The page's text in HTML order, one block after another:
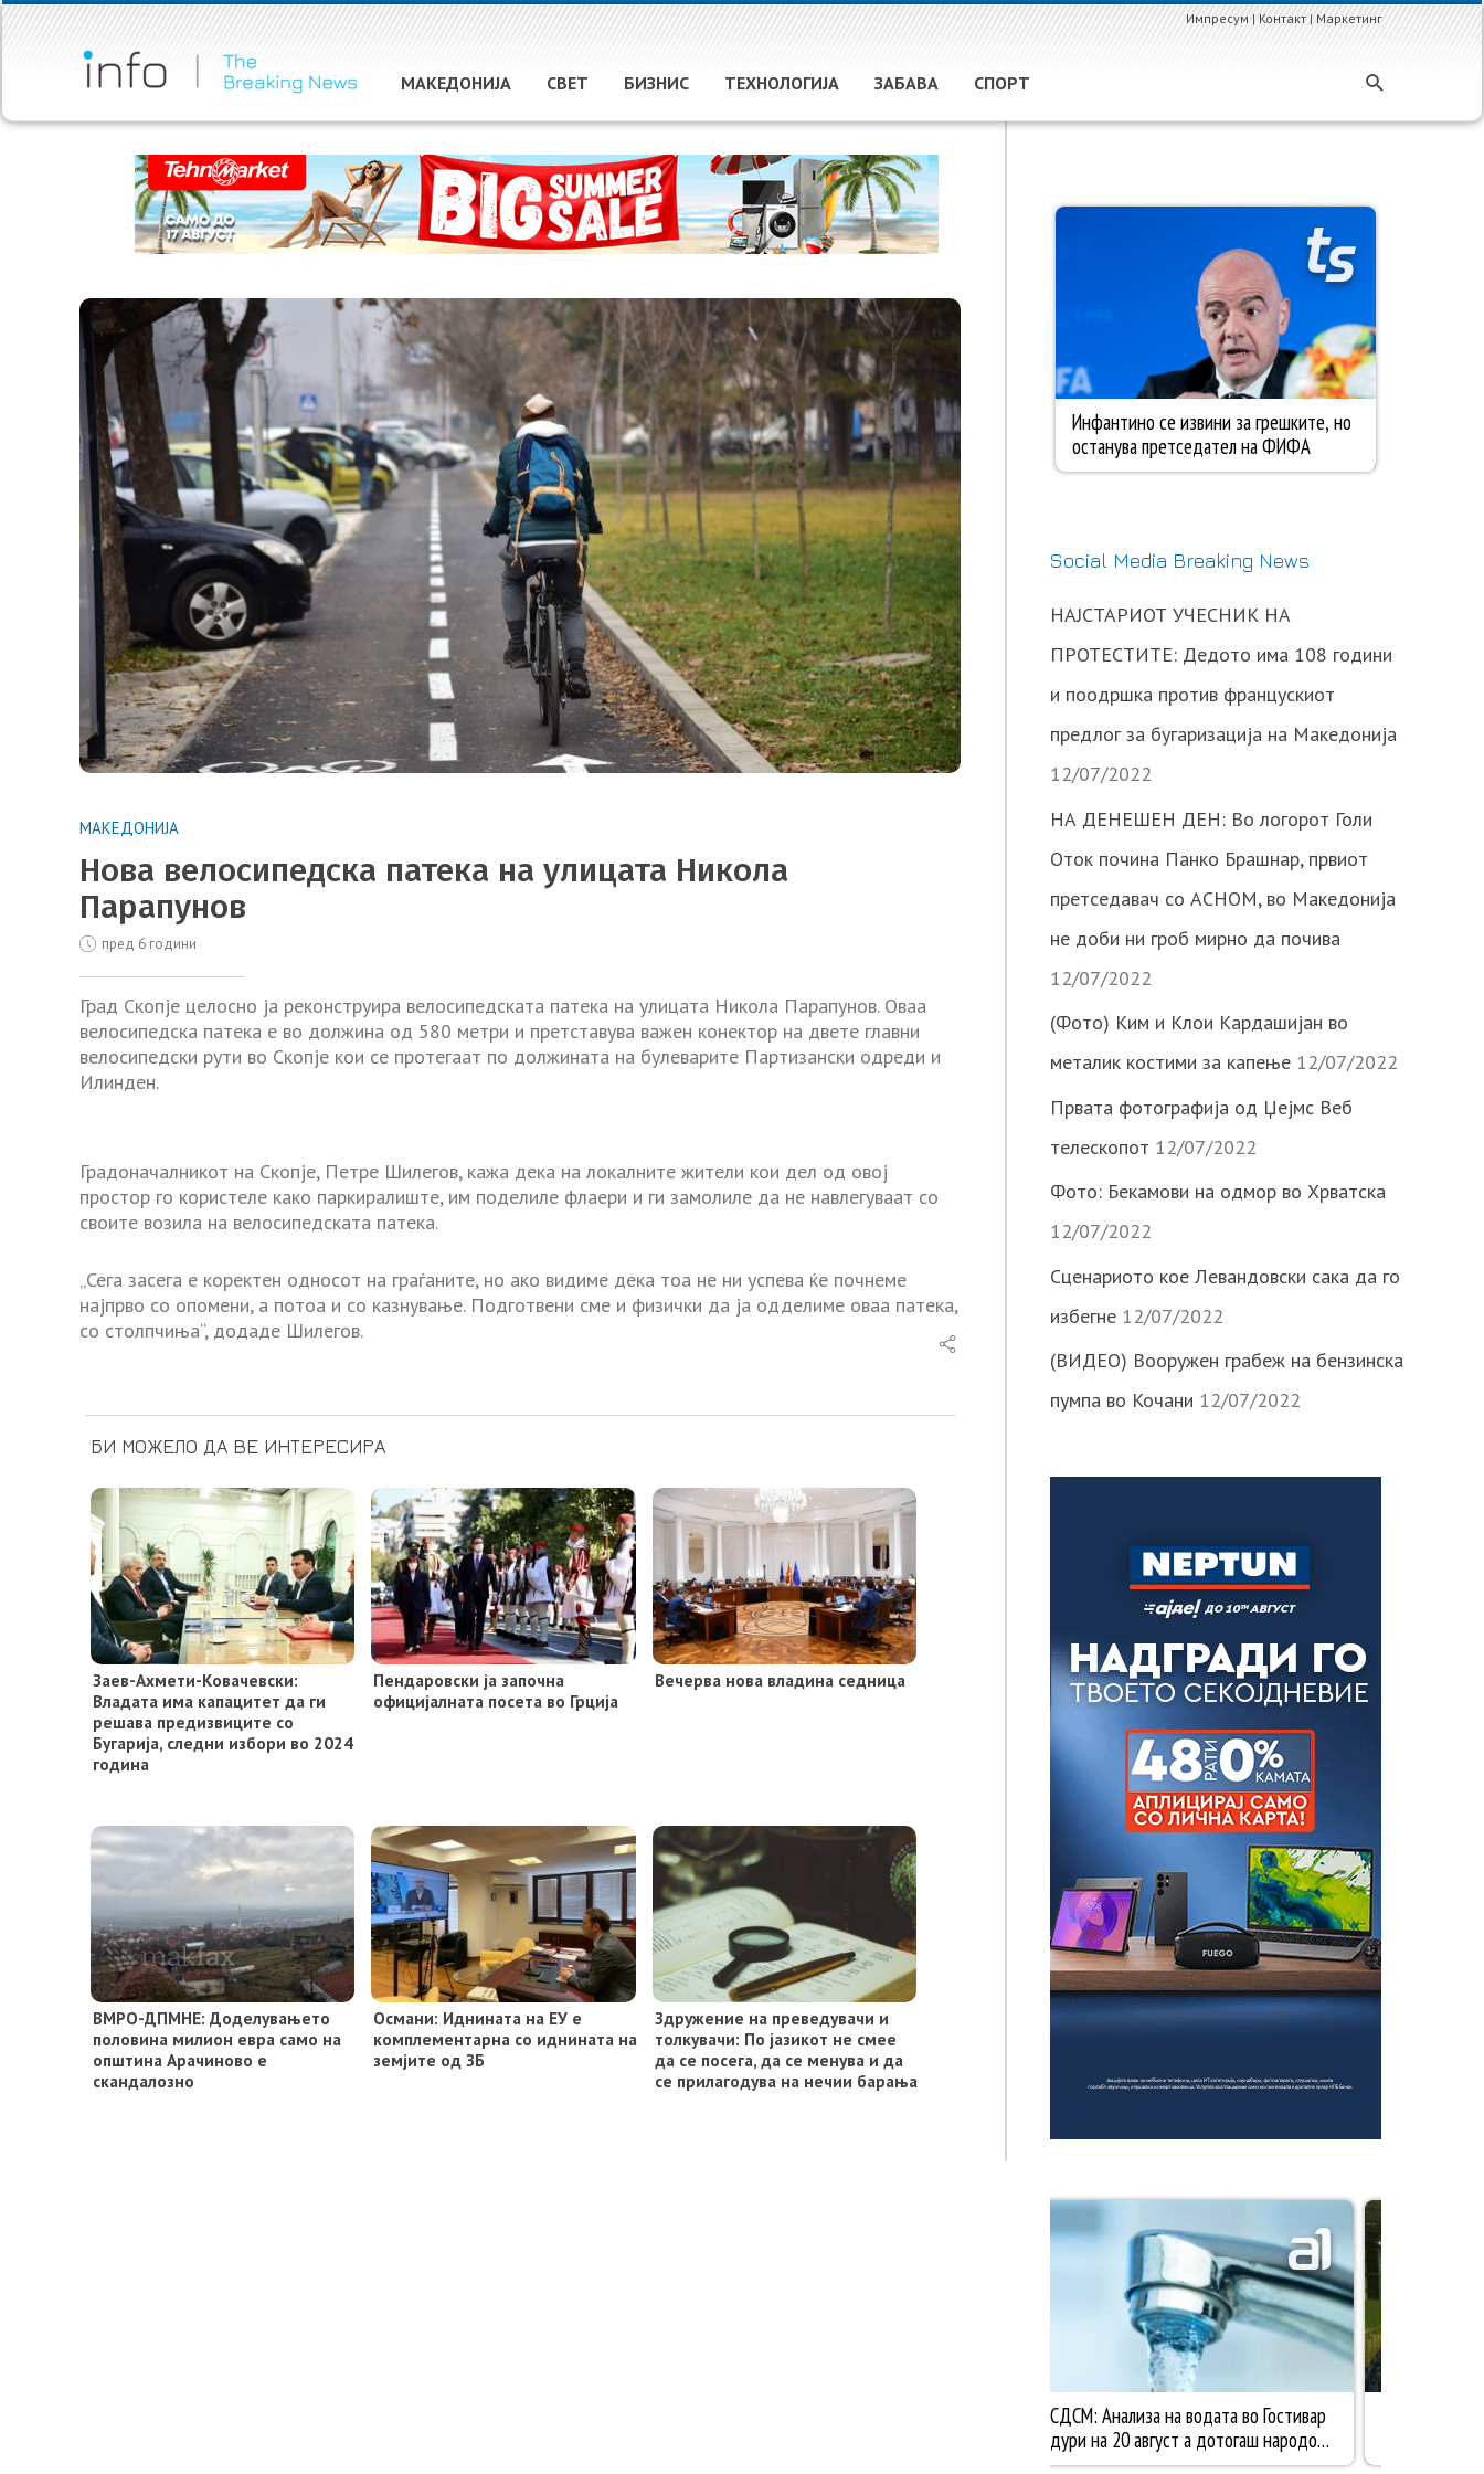
Импресум|Контакт|Маркетинг
МАКЕДОНИЈА СВЕТ БИЗНИС ТЕХНОЛОГИЈА ЗАБАВА СПОРТ
МАКЕДОНИЈА
Нова велосипедска патека на улицата Никола
Парапунов
пред 6 години
Град Скопје целосно ја реконструира велосипедската патека на улицата Никола Парапунов. Оваа
велосипедска патека е во должина од 580 метри и претставува важен конектор на двете главни
велосипедски рути во Скопје кои се протегаат по должината на булеварите Партизански одреди и
Илинден.
Градоначалникот на Скопје, Петре Шилегов, кажа дека на локалните жители кои дел од овој
простор го користеле како паркиралиште, им поделиле флаери и ги замолиле да не навлегуваат со
своите возила на велосипедската патека.
„Сега засега е коректен односот на граѓаните, но ако видиме дека тоа не ни успева ќе почнеме
најпрво со опомени, а потоа и со казнување. Подготвени сме и физички да ја одделиме оваа патека,
со столпчиња“, додаде Шилегов.
БИ МОЖЕЛО ДА ВЕ ИНТЕРЕСИРА
Заев-Ахмети-Ковачевски:
Владата има капацитет да ги
решава предизвиците со
Бугарија, следни избори во 2024
година
Пендаровски ја започна
официјалната посета во Грција
Вечерва нова владина седница
ВМРО-ДПМНЕ: Доделувањето
половина милион евра само на
општина Арачиново е
скандалозно
Османи: Иднината на ЕУ е
комплeментарна со иднината на
земјите од ЗБ
Здружение на преведувачи и
толкувачи: По јазикот не смее
да се посега, да се менува и да
се прилагодува на нечии барања
Social Media Breaking News
НАЈСТАРИОТ УЧЕСНИК НА
ПРОТЕСТИТЕ: Дедото има 108 години
и поодршка против францускиот
предлог за бугаризација на Македонија
12/07/2022
НА ДЕНЕШЕН ДЕН: Во логорот Голи
Оток почина Панко Брашнар, првиот
претседавач со АСНОМ, во Македонија
не доби ни гроб мирно да почива
12/07/2022
(Фото) Ким и Клои Кардашијан во
металик костими за капење 12/07/2022
Првата фотографија од Џејмс Веб
телескопот 12/07/2022
Фото: Бекамови на одмор во Хрватска
12/07/2022
Сценариото кое Левандовски сака да го
избегне 12/07/2022
(ВИДЕО) Вооружен грабеж на бензинска
пумпа во Кочани 12/07/2022